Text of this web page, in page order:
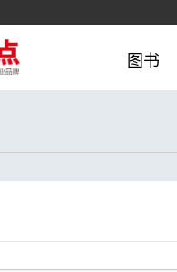
图书